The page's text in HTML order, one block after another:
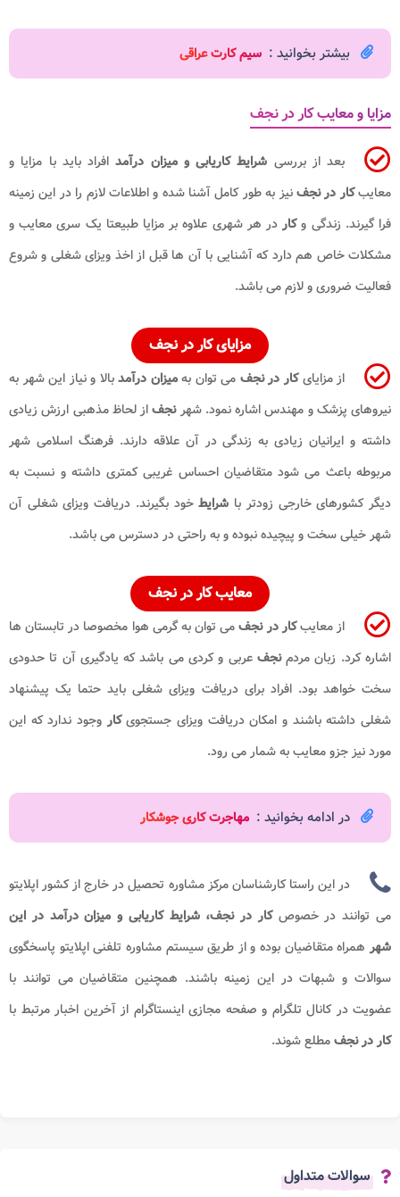
بیشتر بخوانید : سیم کارت عراقی
مزایا و معایب کار در نجف
بعد از بررسی شرایط کاریابی و میزان درآمد افراد باید با مزایا و
معایبکار در نجفنیز به طور کامل آشنا شده و اطلاعات لازم را در این زمینه
فرا گیرند. زندگی وکاردر هر شهری علاوه بر مزایا طبیعتا یک سری معایب و
مشکلات خاص هم دارد که آشنایی با آن ها قبل از اخذ ویزای شغلی و شروع
فعالیت ضروری و لازم می باشد.
مزایای کار در نجف
از مزایایکار در نجف می توان بهمیزان درآمدبالا و نیاز این شهر به
نیروهای پزشک و مهندس اشاره نمود. شهرنجفاز لحاظ مذهبی ارزش زیادی
داشته و ایرانیان زیادی به زندگی در آن علاقه دارند. فرهنگ اسلامی شهر
مربوطه باعث می شود متقاضیان احساس غریبی کمتری داشته و نسبت به
دیگر کشورهای خارجی زودتر با شرایطخود بگیرند. دریافت ویزای شغلی آن
شهر خیلی سخت و پیچیده نبوده و به راحتی در دسترس می باشد.
معایب کار در نجف
از معایبکار در نجفمی توان به گرمی هوا مخصوصا در تابستان ها
اشاره کرد. زبان مردمنجفعربی و کردی می باشد که یادگیری آن تا حدودی
سخت خواهد بود. افراد برای دریافت ویزای شغلی باید حتما یک پیشنهاد
شغلی داشته باشند و امکان دریافت ویزای جستجویکار وجود ندارد که این
مورد نیز جزو معایب به شمار می رود.
در ادامه بخوانید : مهاجرت کاری جوشکار
در این راستا کارشناسان مرکز مشاوره تحصیل در خارج از کشور اپلایتو
می توانند در خصوص کار در نجف، شرایط کاریابی و میزان درآمد در این
شهر همراه متقاضیان بوده و از طریق سیستم مشاوره تلفنی اپلایتو پاسخگوی
سوالات و شبهات در این زمینه باشند. همچنین متقاضیان می توانند با
عضویت در کانال تلگرام و صفحه مجازی اینستاگرام از آخرین اخبار مرتبط با
کار در نجفمطلع شوند.
سوالات متداول